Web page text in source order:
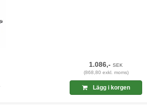
1.086,-SEK
(868,80 exkl. moms)
Lägg i korgen